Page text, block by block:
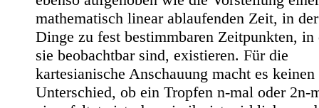
mathematisch linear ablaufenden Zeit, in
Dinge zu fest bestimmbaren Zeitpunkten, in
sie beobachtbar sind, existieren. Für die
kartesianische Anschauung macht es keinen
Unterschied, ob ein Tropfen n-mal oder 2n-